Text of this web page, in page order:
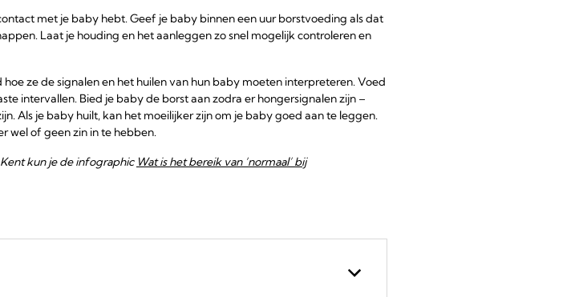
met je baby hebt. Geef je baby binnen een uur borstvoeding als dat
Laat je houding en het aanleggen zo snel mogelijk controleren en
ze de signalen en het huilen van hun baby moeten interpreteren. Voed
intervallen. Bied je baby de borst aan zodra er hongersignalen zijn –
Als je baby huilt, kan het moeilijker zijn om je baby goed aan te leggen.
wel of geen zin in te hebben.
kun je de infographic Wat is het bereik van ‘normaal’ bij